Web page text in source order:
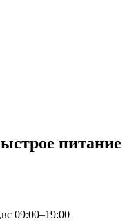
питание
09:00–19:00